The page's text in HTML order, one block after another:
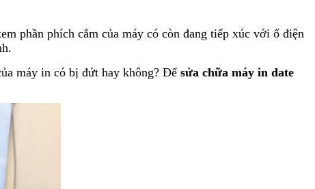
phần phích cắm của máy có còn đang tiếp xúc với ổ điện
máy in có bị đứt hay không? Để sửa chữa máy in date